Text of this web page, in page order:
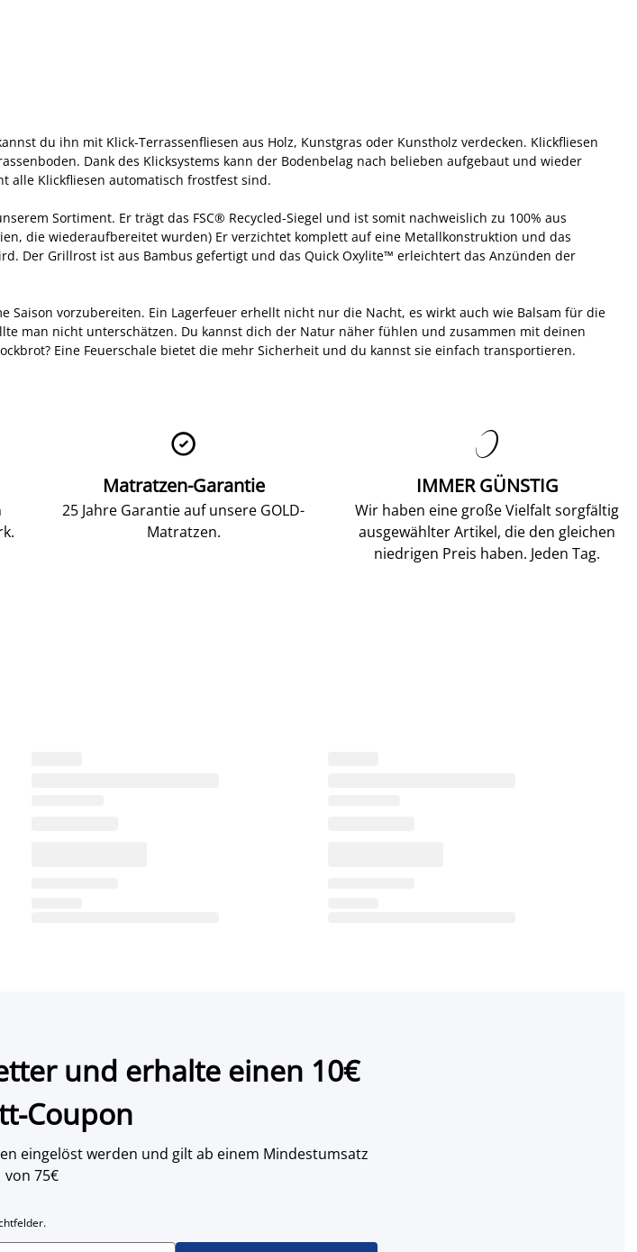
du ihn mit Klick-Terrassenfliesen aus Holz, Kunstgras oder Kunstholz verdecken. Klickfliesen
Dank des Klicksystems kann der Bodenbelag nach belieben aufgebaut und wieder
alle Klickfliesen automatisch frostfest sind.
Sortiment. Er trägt das FSC® Recycled-Siegel und ist somit nachweislich zu 100% aus
die wiederaufbereitet wurden) Er verzichtet komplett auf eine Metallkonstruktion und das
Der Grillrost ist aus Bambus gefertigt und das Quick Oxylite™ erleichtert das Anzünden der
Saison vorzubereiten. Ein Lagerfeuer erhellt nicht nur die Nacht, es wirkt auch wie Balsam für die
man nicht unterschätzen. Du kannst dich der Natur näher fühlen und zusammen mit deinen
Eine Feuerschale bietet die mehr Sicherheit und du kannst sie einfach transportieren.

Matratzen-Garantie
25 Jahre Garantie auf unsere GOLD-
Matratzen.

IMMER GÜNSTIG
Wir haben eine große Vielfalt sorgfältig
ausgewählter Artikel, die den gleichen
niedrigen Preis haben. Jeden Tag.
und erhalte einen 10€
Coupon
eingelöst werden und gilt ab einem Mindestumsatz
von 75€